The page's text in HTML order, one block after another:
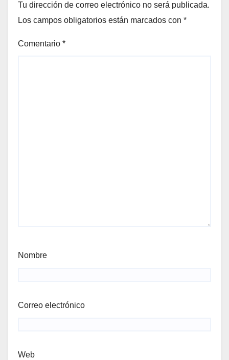
Tu dirección de correo electrónico no será publicada.
Los campos obligatorios están marcados con *
Comentario *
Nombre
Correo electrónico
Web